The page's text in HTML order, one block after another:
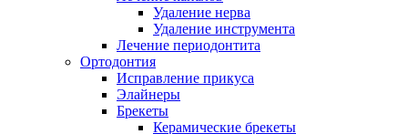
Удаление нерва
Удаление инструмента
Лечение периодонтита
Ортодонтия
Исправление прикуса
Элайнеры
Брекеты
Керамические брекеты